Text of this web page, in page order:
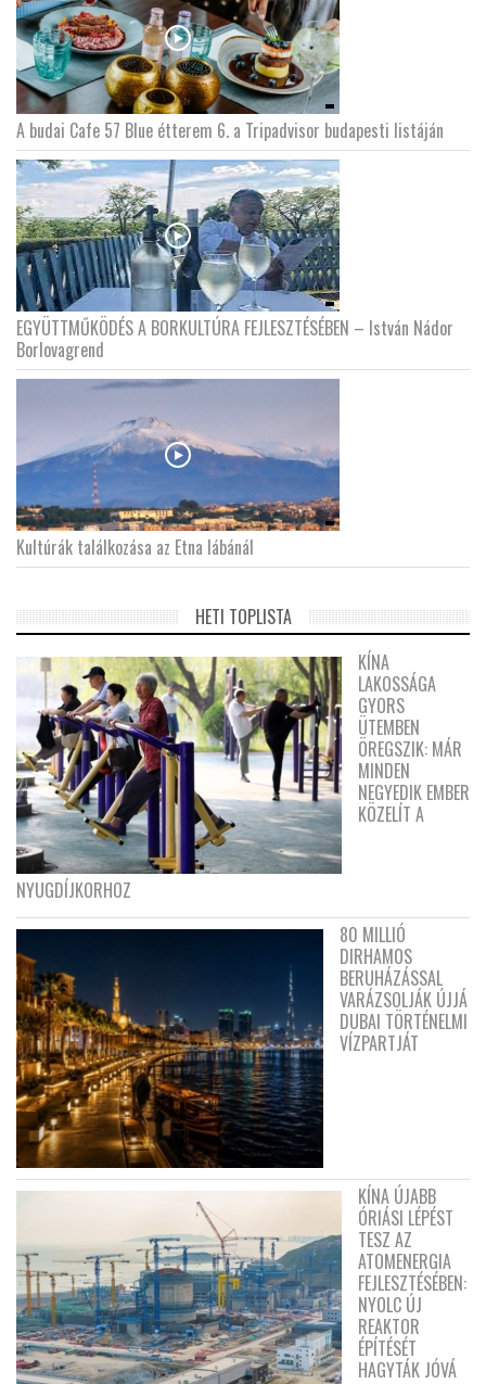
A budai Cafe 57 Blue étterem 6. a Tripadvisor budapesti listáján
EGYÜTTMŰKÖDÉS A BORKULTÚRA FEJLESZTÉSÉBEN – István Nádor
Borlovagrend
Kultúrák találkozása az Etna lábánál
HETI TOPLISTA
KÍNA
LAKOSSÁGA
GYORS
ÜTEMBEN
ÖREGSZIK: MÁR
MINDEN
NEGYEDIK EMBER
KÖZELÍT A
NYUGDÍJKORHOZ
80 MILLIÓ
DIRHAMOS
BERUHÁZÁSSAL
VARÁZSOLJÁK ÚJJÁ
DUBAI TÖRTÉNELMI
VÍZPARTJÁT
KÍNA ÚJABB
ÓRIÁSI LÉPÉST
TESZ AZ
ATOMENERGIA
FEJLESZTÉSÉBEN:
NYOLC ÚJ
REAKTOR
ÉPÍTÉSÉT
HAGYTÁK JÓVÁ